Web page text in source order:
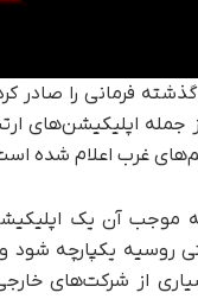
فرمانی را صادر
جمله اپلیکیشن‌های
غرب اعلام شده
موجب آن یک
روسیه یکپارچه شود
از شرکت‌های